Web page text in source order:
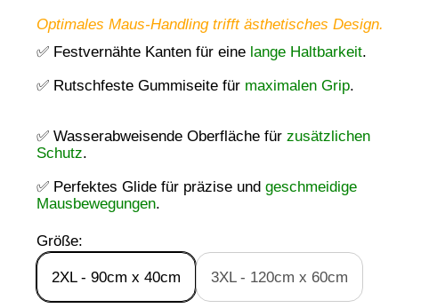
Optimales Maus-Handling trifft ästhetisches Design.
✅ Festvernähte Kanten für eine lange Haltbarkeit.
✅ Rutschfeste Gummiseite für maximalen Grip.
✅ Wasserabweisende Oberfläche für zusätzlichen
Schutz.
✅ Perfektes Glide für präzise und geschmeidige
Mausbewegungen.
Größe:
2XL - 90cm x 40cm 3XL - 120cm x 60cm